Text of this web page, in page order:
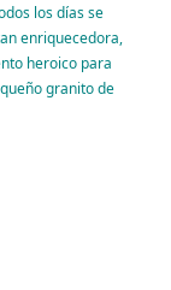
los días se
enriquecedora,
heroico para
granito de